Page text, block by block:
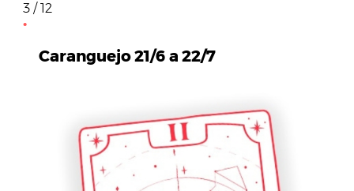
3 / 12
Caranguejo 21/6 a 22/7